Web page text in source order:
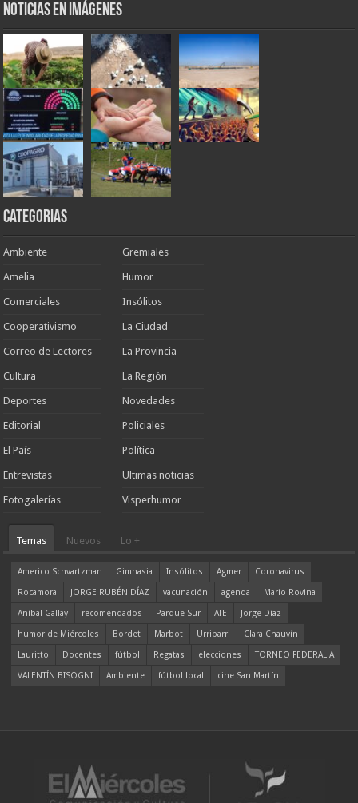
Noticias en Imágenes
Categorias
Ambiente
Amelia
Comerciales
Cooperativismo
Correo de Lectores
Cultura
Deportes
Editorial
El País
Entrevistas
Fotogalerías
Gremiales
Humor
Insólitos
La Ciudad
La Provincia
La Región
Novedades
Policiales
Política
Ultimas noticias
Visperhumor
Temas Nuevos Lo +
Americo Schvartzman Gimnasia Insólitos Agmer
Coronavirus
Rocamora
JORGE RUBÉN DÍAZ vacunación agenda
Mario Rovina
Aníbal Gallay
recomendados Parque Sur ATE
Jorge Díaz
humor de Miércoles
Bordet Marbot Urribarri
Clara Chauvín
Lauritto
Docentes fútbol Regatas elecciones
TORNEO FEDERAL A
VALENTÍN BISOGNI
Ambiente fútbol local cine San Martín